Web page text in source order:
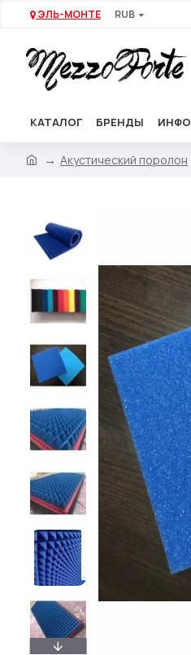
ЭЛЬ-МОНТЕ RUB
КАТАЛОГ БРЕНДЫ ИНФО
Акустический поролон